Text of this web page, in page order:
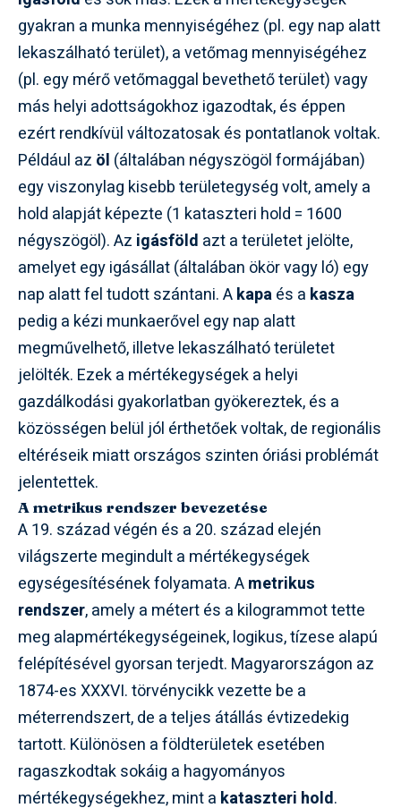
gyakran a munka mennyiségéhez (pl. egy nap alatt
lekaszálható terület), a vetőmag mennyiségéhez
(pl. egy mérő vetőmaggal bevethető terület) vagy
más helyi adottságokhoz igazodtak, és éppen
ezért rendkívül változatosak és pontatlanok voltak.
Például az öl (általában négyszögöl formájában)
egy viszonylag kisebb területegység volt, amely a
hold alapját képezte (1 kataszteri hold = 1600
négyszögöl). Az igásföld azt a területet jelölte,
amelyet egy igásállat (általában ökör vagy ló) egy
nap alatt fel tudott szántani. Akapaés a kasza
pedig a kézi munkaerővel egy nap alatt
megművelhető, illetve lekaszálható területet
jelölték. Ezek a mértékegységek a helyi
gazdálkodási gyakorlatban gyökereztek, és a
közösségen belül jól érthetőek voltak, de regionális
eltéréseik miatt országos szinten óriási problémát
jelentettek.
A metrikus rendszer bevezetése
A 19. század végén és a 20. század elején
világszerte megindult a mértékegységek
egységesítésének folyamata. Ametrikus
rendszer, amely a métert és a kilogrammot tette
meg alapmértékegységeinek, logikus, tízese alapú
felépítésével gyorsan terjedt. Magyarországon az
1874-es XXXVI. törvénycikk vezette be a
méterrendszert, de a teljes átállás évtizedekig
tartott. Különösen a földterületek esetében
ragaszkodtak sokáig a hagyományos
mértékegységekhez, mint a kataszteri hold.